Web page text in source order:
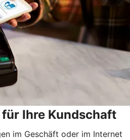
Ihre Kundschaft
im Geschäft oder im Internet